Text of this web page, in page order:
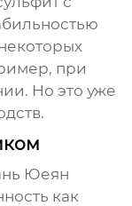
при
Но это уже
Юеян
как